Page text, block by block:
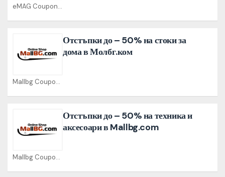
eMAG Coupons
Mallbg Coupons
Отстъпки до – 50% на стоки за
дома в Молбг.ком
Mallbg Coupons
Отстъпки до – 50% на техника и
аксесоари в Mallbg.com